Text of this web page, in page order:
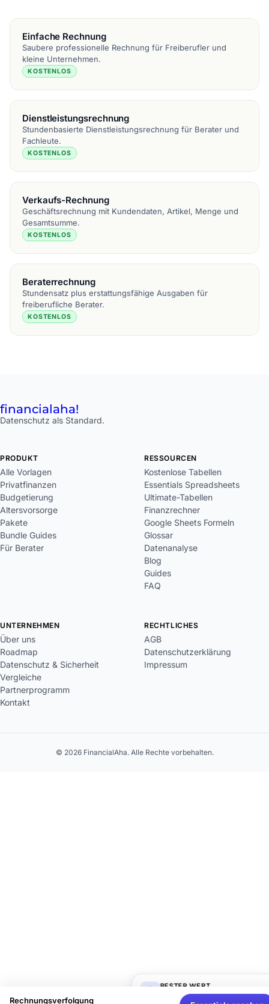
BESTER WERT
Komplettes Finanzplanungs-
Einfache Rechnung
Saubere professionelle Rechnung für Freiberufler und
kleine Unternehmen.
KOSTENLOS
Dienstleistungsrechnung
Stundenbasierte Dienstleistungsrechnung für Berater und
Fachleute.
KOSTENLOS
Verkaufs-Rechnung
Geschäftsrechnung mit Kundendaten, Artikel, Menge und
Gesamtsumme.
KOSTENLOS
Beraterrechnung
Stundensatz plus erstattungsfähige Ausgaben für
freiberufliche Berater.
KOSTENLOS
Rechnungsverfolgung
financialaha!
Datenschutz als Standard.
PRODUKT
Alle Vorlagen
Privatfinanzen
Budgetierung
Altersvorsorge
Pakete
Bundle Guides
Für Berater
RESSOURCEN
Kostenlose Tabellen
Essentials Spreadsheets
Ultimate-Tabellen
Finanzrechner
Google Sheets Formeln
Glossar
Datenanalyse
Blog
Guides
FAQ
UNTERNEHMEN
Über uns
Roadmap
Datenschutz & Sicherheit
Vergleiche
Partnerprogramm
Kontakt
RECHTLICHES
AGB
Datenschutzerklärung
Impressum
© 2026 FinancialAha. Alle Rechte vorbehalten.